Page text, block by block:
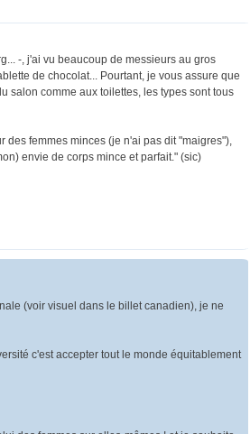
-, j'ai vu beaucoup de messieurs au gros
de chocolat... Pourtant, je vous assure que
salon comme aux toilettes, les types sont tous
femmes minces (je n'ai pas dit "maigres"),
envie de corps mince et parfait." (sic)
(voir visuel dans le billet canadien), je ne
c'est accepter tout le monde équitablement